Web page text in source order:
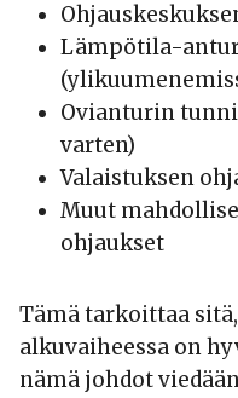
Lämpötila-
Ovianturin
varten)
Valaistuksen
Muut
ohjaukset
Tämä tarkoittaa
alkuvaiheessa on
nämä johdot